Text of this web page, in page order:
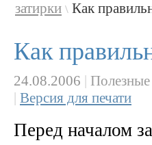
затирки \ Как
Как
24.08.2006 | Полезные
| Версия для печати
Перед началом